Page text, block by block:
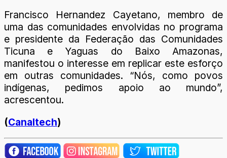
Francisco Hernandez Cayetano, membro de
uma das comunidades envolvidas no programa
e presidente da Federação das Comunidades
Ticuna e Yaguas do Baixo Amazonas,
manifestou o interesse em replicar este esforço
em outras comunidades. “Nós, como povos
indígenas, pedimos apoio ao mundo”,
acrescentou.
(Canaltech)